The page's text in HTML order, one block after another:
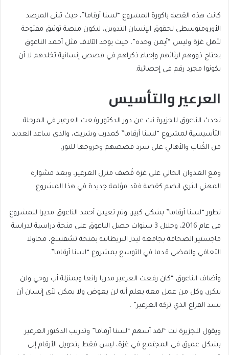
كانت هذه القصة باكورة المشروع “لسنا أرقاما”، حيث تبنى المرصد
الأورومتوسطي لحقوق الإنسان التدوين، ليكون منصة توثيق مفتوحة
لأهل غزة وليس “أيمن وحده”، حيث يوجد الآلاف مثل أحمد الناعوق
يحتاج ذووهم لرثائهم وإحياء ذكراهم في قصص إنسانية تخلدهم لا أن
يكونوا مجرد رقم في إحصائية.
العرعير والتأسيس
تحدث الناعوق للجزيرة نت عن دور الدكتور رفعت العرعير في المرحلة
التأسيسية لمشروع “لسنا أرقاما” كمدرب وشريك، والذي ساعد العديد
من الكُتاب والأهالي على سرد قصصهم وخروجها للنور.
ومع العدوان الحالي على غزة قُصف منزل العرعير، وبعد مشواره
المهني الثري انضم كقصة فقد مؤلمة جديدة في هذا المشروع.
تطور “لسنا أرقاما” بشكل كبير، وتم تعيين أحمد الناعوق مديرا للمشروع
في عام 2016، وخلال 3 سنوات حصل الناعوق على منحة دراسية لدراسة
ماجستير الصحافة بجامعة ليدز البريطانية بمنحة تشفنينغ، محاولا
التعافي والمضي قدما في التوسع بمشروع “لسنا أرقاما”.
وأضاف الناعوق “كان رفعت العرعير مدربا رائعا وبمنزلة أب روحي ولن
يتكرر، وكل من عمل معه يعلم أنه لن يعوض ولا يمكن لأي إنسان أن
يسد الفراغ الذي تركه العرعير” .
ويقول للجزيرة نت “لقد أسهم “لسنا أرقاما” وتدريب الدكتور العرعير
بشكل عميق في المجتمع في غزة، ليس فقط بتحويل الأرقام إلى